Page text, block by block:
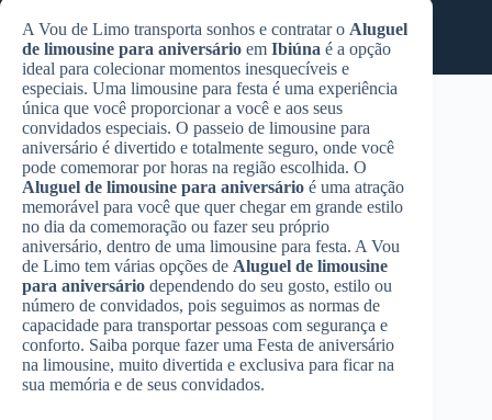
A Vou de Limo transporta sonhos e contratar o Aluguel
de limousine para aniversário em Ibiúna é a opção
ideal para colecionar momentos inesquecíveis e
especiais. Uma limousine para festa é uma experiência
única que você proporcionar a você e aos seus
convidados especiais. O passeio de limousine para
aniversário é divertido e totalmente seguro, onde você
pode comemorar por horas na região escolhida. O
Aluguel de limousine para aniversário é uma atração
memorável para você que quer chegar em grande estilo
no dia da comemoração ou fazer seu próprio
aniversário, dentro de uma limousine para festa. A Vou
de Limo tem várias opções de Aluguel de limousine
para aniversário dependendo do seu gosto, estilo ou
número de convidados, pois seguimos as normas de
capacidade para transportar pessoas com segurança e
conforto. Saiba porque fazer uma Festa de aniversário
na limousine, muito divertida e exclusiva para ficar na
sua memória e de seus convidados.